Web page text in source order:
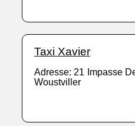
Taxi Xavier
Adresse: 21 Impasse
Woustviller